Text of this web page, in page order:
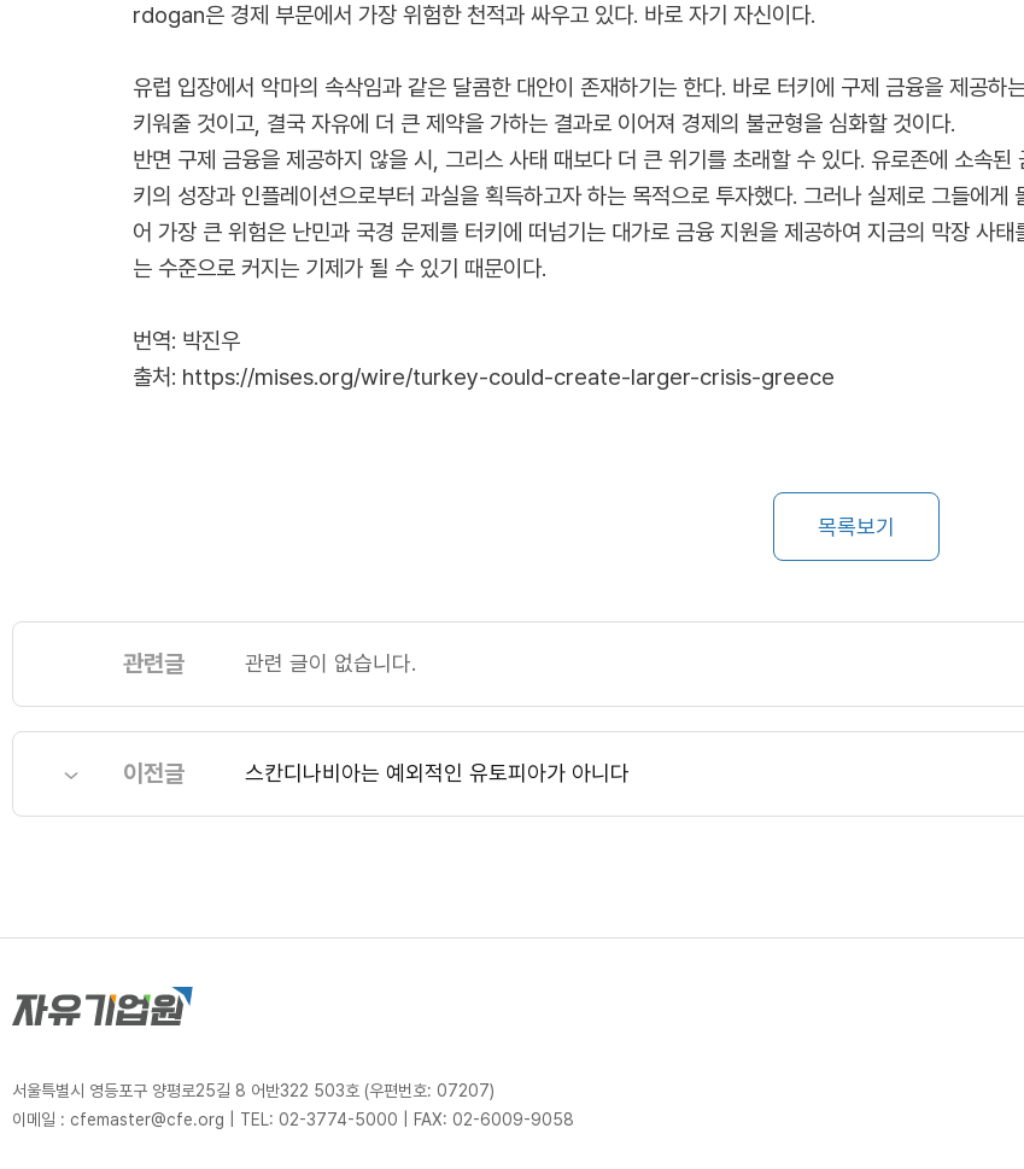
rdogan은 경제 부문에서 가장 위험한 천적과 싸우고 있다. 바로 자기 자신이다.
유럽 입장에서 악마의 속삭임과 같은 달콤한 대안이 존재하기는 한다. 바로 터키에 구제 금융을 제공
키워줄 것이고, 결국 자유에 더 큰 제약을 가하는 결과로 이어져 경제의 불균형을 심화할 것이다.
반면 구제 금융을 제공하지 않을 시, 그리스 사태 때보다 더 큰 위기를 초래할 수 있다. 유로존에 소속
키의 성장과 인플레이션으로부터 과실을 획득하고자 하는 목적으로 투자했다. 그러나 실제로 그들에
어 가장 큰 위험은 난민과 국경 문제를 터키에 떠넘기는 대가로 금융 지원을 제공하여 지금의 막장 사
는 수준으로 커지는 기제가 될 수 있기 때문이다.
번역: 박진우
출처: https://mises.org/wire/turkey-could-create-larger-crisis-greece
목록보기
관련글 관련 글이 없습니다.
이전글 스칸디나비아는 예외적인 유토피아가 아니다
서울특별시 영등포구 양평로25길 8 어반322 503호 (우편번호: 07207)
이메일 : cfemaster@cfe.org
TEL: 02-3774-5000 FAX: 02-6009-9058